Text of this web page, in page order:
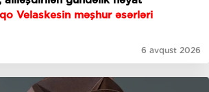
Velaskesin məşhur əsərləri
6 avqust 2026